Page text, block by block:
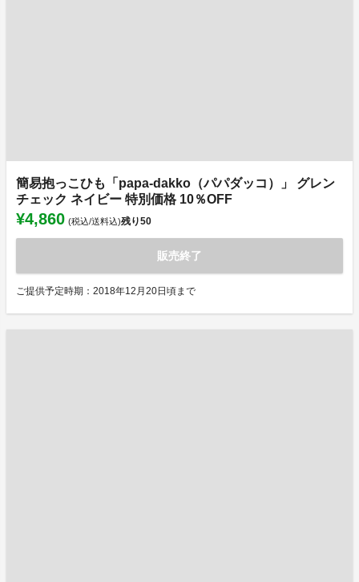
簡易抱っこひも「papa-dakko（パパダッコ）」 グレン
チェック ネイビー 特別価格 10％OFF
¥4,860 (税込/送料込)残り50
販売終了
ご提供予定時期：2018年12月20日頃まで